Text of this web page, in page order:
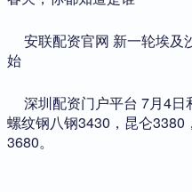
安联配资官网 新一轮埃及
始
深圳配资门户平台 7月4
螺纹钢八钢3430，昆仑3380
3680。